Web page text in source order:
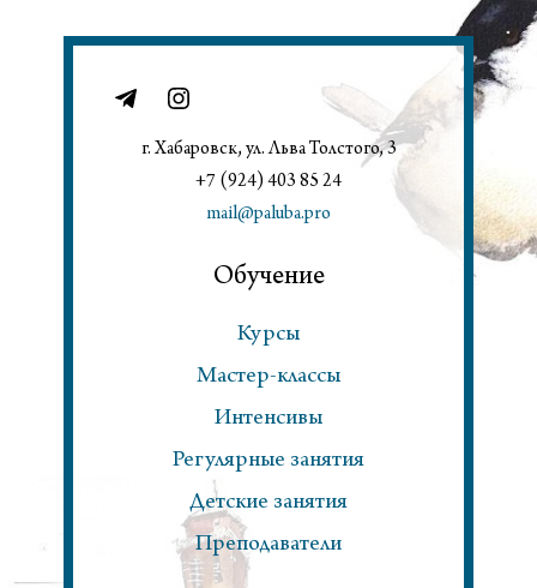
г. Хабаровск, ул. Льва Толстого, 3
+7 (924) 403 85 24
mail@paluba.pro
Обучение
Курсы
Мастер-классы
Интенсивы
Регулярные занятия
Детские занятия
Преподаватели